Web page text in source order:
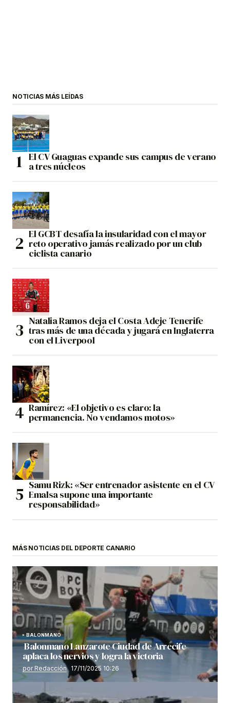
NOTICIAS MÁS LEÍDAS
El CV Guaguas expande sus campus de verano
a tres núcleos
El GCBT desafía la insularidad con el mayor
reto operativo jamás realizado por un club
ciclista canario
Natalia Ramos deja el Costa Adeje Tenerife
tras más de una década y jugará en Inglaterra
con el Liverpool
Ramírez: «El objetivo es claro: la
permanencia. No vendamos motos»
Samu Rizk: «Ser entrenador asistente en el CV
Emalsa supone una importante
responsabilidad»
MÁS NOTICIAS DEL DEPORTE CANARIO
BALONMANO
Balonmano Lanzarote Ciudad de Arrecife
aplaca los nervios y logra la victoria
por Redacción 17/11/2025 10:26